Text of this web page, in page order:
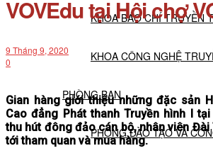
KHOA BÁO CHÍ TRUYỀN
KHOA CÔNG NGHỆ
PHÒNG BAN
PHÒNG ĐÀO TẠO VÀ
VOVEdu tại Hội chợ
9 Tháng 9, 2020
0
Gian hàng giới thiệu những đặc sản
Cao đẳng Phát thanh Truyền hình I
thu hút đông đảo cán bộ, nhân viên Đài
tới tham quan và mua hàng.